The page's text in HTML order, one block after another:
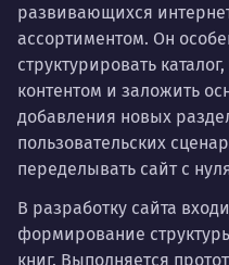
развивающихся
ассортиментом. Он
структурировать
контентом и заложить
добавления новых
пользовательских
переделывать сайт с
В разработку сайта
формирование
книг. Выполняется